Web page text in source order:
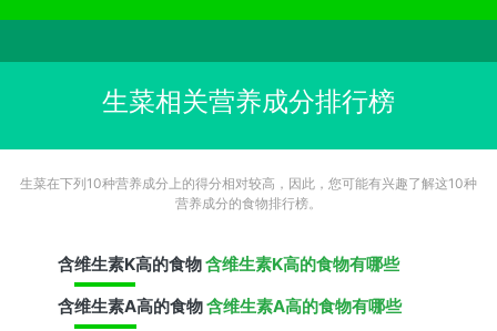
生菜相关营养成分排行榜
生菜在下列10种营养成分上的得分相对较高，因此，您可能有兴趣了解这10种
营养成分的食物排行榜。
含维生素K高的食物含维生素K高的食物有哪些
含维生素A高的食物含维生素A高的食物有哪些